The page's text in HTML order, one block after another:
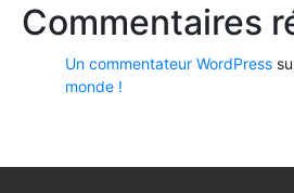
Commentaires
Un commentateur WordPress
monde !